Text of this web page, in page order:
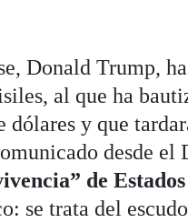
Donald Trump,
al que ha
dólares y que
desde el
de
se trata del